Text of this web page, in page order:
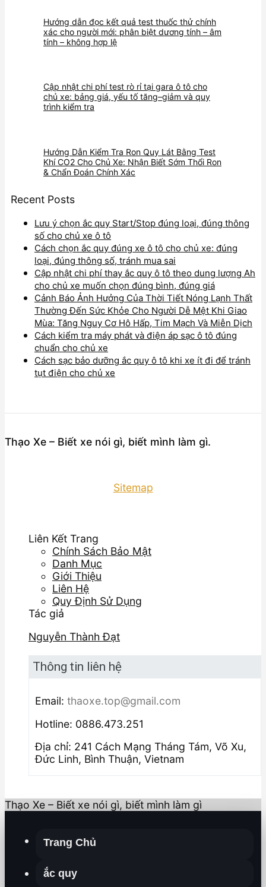
Hướng dẫn đọc kết quả test thuốc thử chính
xác cho người mới: phân biệt dương tính – âm
tính – không hợp lệ
Cập nhật chi phí test rò rỉ tại gara ô tô cho
chủ xe: bảng giá, yếu tố tăng–giảm và quy
trình kiểm tra
Hướng Dẫn Kiểm Tra Ron Quy Lát Bằng Test
Khí CO2 Cho Chủ Xe: Nhận Biết Sớm Thổi Ron
& Chẩn Đoán Chính Xác
Recent Posts
Lưu ý chọn ắc quy Start/Stop đúng loại, đúng thông
số cho chủ xe ô tô
Cách chọn ắc quy đúng xe ô tô cho chủ xe: đúng
loại, đúng thông số, tránh mua sai
Cập nhật chi phí thay ắc quy ô tô theo dung lượng Ah
cho chủ xe muốn chọn đúng bình, đúng giá
Cảnh Báo Ảnh Hưởng Của Thời Tiết Nóng Lạnh Thất
Thường Đến Sức Khỏe Cho Người Dễ Mệt Khi Giao
Mùa: Tăng Nguy Cơ Hô Hấp, Tim Mạch Và Miễn Dịch
Cách kiểm tra máy phát và điện áp sạc ô tô đúng
chuẩn cho chủ xe
Cách sạc bảo dưỡng ắc quy ô tô khi xe ít đi để tránh
tụt điện cho chủ xe
Thạo Xe – Biết xe nói gì, biết mình làm gì.
Sitemap
Liên Kết Trang
Chính Sách Bảo Mật
Danh Mục
Giới Thiệu
Liên Hệ
Quy Định Sử Dụng
Tác giả
Nguyễn Thành Đạt
Thông tin liên hệ
Email: thaoxe.top@gmail.com
Hotline: 0886.473.251
Địa chỉ: 241 Cách Mạng Tháng Tám, Võ Xu,
Đức Linh, Bình Thuận, Vietnam
Thạo Xe – Biết xe nói gì, biết mình làm gì
Trang Chủ
ắc quy